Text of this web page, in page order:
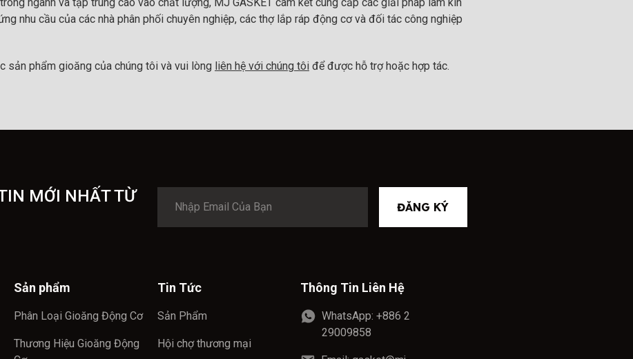
nhu cầu của các nhà phân phối chuyên nghiệp, các thợ lắp ráp động cơ và đối tác công nghiệp
sản phẩm gioăng của chúng tôi và vui lòng liên hệ với chúng tôi để được hỗ trợ hoặc hợp tác.
MỚI NHẤT TỪ
ĐĂNG KÝ
Sản phẩm
Phân Loại Gioăng Động Cơ
Thương Hiệu Gioăng Động
Tin Tức
Sản Phẩm
Hội chợ thương mại
Thông Tin Liên Hệ
WhatsApp: +886 2
29009858